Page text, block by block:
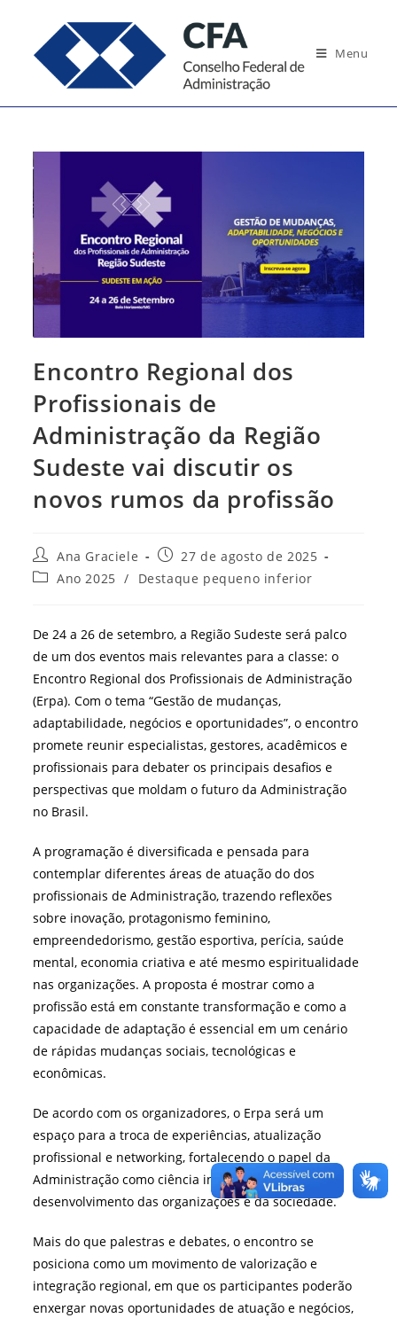
conteúdo
Menu
Encontro Regional dos
Profissionais de
Administração da Região
Sudeste vai discutir os
novos rumos da profissão
Autor
do
post:
Ana Graciele
Post
publicado:
27 de agosto de 2025
Categoria
Ano 2025 / Destaque pequeno inferior
De 24 a 26 de setembro, a Região Sudeste será palco
de um dos eventos mais relevantes para a classe: o
Encontro Regional dos Profissionais de Administração
(Erpa). Com o tema “Gestão de mudanças,
adaptabilidade, negócios e oportunidades”, o encontro
promete reunir especialistas, gestores, acadêmicos e
profissionais para debater os principais desafios e
perspectivas que moldam o futuro da Administração
no Brasil.
A programação é diversificada e pensada para
contemplar diferentes áreas de atuação do dos
profissionais de Administração, trazendo reflexões
sobre inovação, protagonismo feminino,
empreendedorismo, gestão esportiva, perícia, saúde
mental, economia criativa e até mesmo espiritualidade
nas organizações. A proposta é mostrar como a
profissão está em constante transformação e como a
capacidade de adaptação é essencial em um cenário
de rápidas mudanças sociais, tecnológicas e
econômicas.
De acordo com os organizadores, o Erpa será um
espaço para a troca de experiências, atualização
profissional e networking, fortalecendo o papel da
Administração como ciência indispensável para o
desenvolvimento das organizações e da sociedade.
Mais do que palestras e debates, o encontro se
posiciona como um movimento de valorização e
integração regional, em que os participantes poderão
enxergar novas oportunidades de atuação e negócios,